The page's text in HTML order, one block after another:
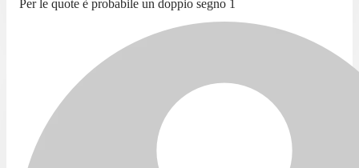
Per le quote è probabile un doppio segno 1